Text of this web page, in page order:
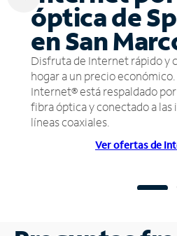
óptica de
en San
Disfruta de Internet rápido y
hogar a un precio
Internet® está respaldado
fibra óptica y conectado a las
líneas coaxiales.
Ver ofertas de